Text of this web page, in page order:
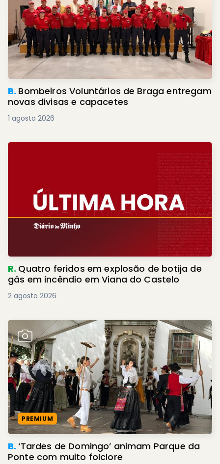
B. Bombeiros Voluntários de Braga entregam
novas divisas e capacetes
1 agosto 2026
R. Quatro feridos em explosão de botija de
gás em incêndio em Viana do Castelo
2 agosto 2026
PREMIUM
B.‘Tardes de Domingo’ animam Parque da
Ponte com muito folclore